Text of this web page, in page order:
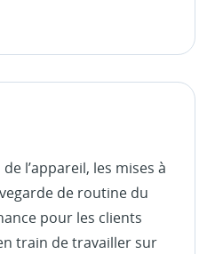
l’appareil, les mises à
de routine du
pour les clients
train de travailler sur